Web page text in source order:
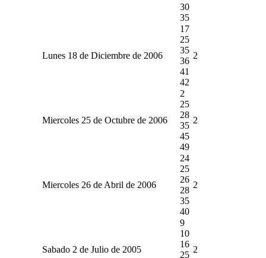
30
35
Lunes 18 de Diciembre de 2006
17
25
35
36
41
42
2
Miercoles 25 de Octubre de 2006
2
25
28
35
45
49
2
Miercoles 26 de Abril de 2006
24
25
26
28
35
40
2
Sabado 2 de Julio de 2005
9
10
16
25
2